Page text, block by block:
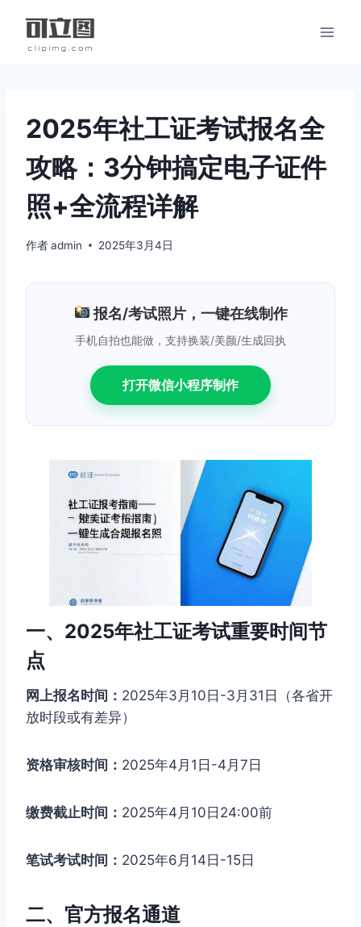
2025年社工证考试报名全
攻略：3分钟搞定电子证件
照+全流程详解
作者admin 2025年3月4日
报名/考试照片，一键在线制作
手机自拍也能做，支持换装/美颜/生成回执
打开微信小程序制作
一、2025年社工证考试重要时间节
点
网上报名时间： 2025年3月10日-3月31日（各省开
放时段或有差异）
资格审核时间： 2025年4月1日-4月7日
缴费截止时间： 2025年4月10日24:00前
笔试考试时间： 2025年6月14日-15日
二、官方报名通道